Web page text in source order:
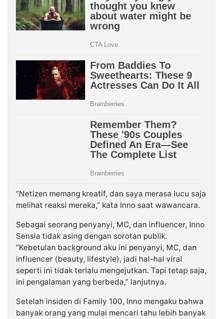
“Netizen memang kreatif, dan saya merasa lucu saja
melihat reaksi mereka,” kata Inno saat wawancara.
Sebagai seorang penyanyi, MC, dan influencer, Inno
Sensia tidak asing dengan sorotan publik.
“Kebetulan background aku ini penyanyi, MC, dan
influencer (beauty, lifestyle), jadi hal-hal viral
seperti ini tidak terlalu mengejutkan. Tapi tetap saja,
ini pengalaman yang berbeda,” lanjutnya.
Setelah insiden di Family 100, Inno mengaku bahwa
banyak orang yang mulai mencari tahu lebih banyak